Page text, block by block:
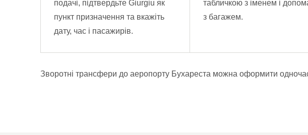
подачі, підтвердьте Giurgiu як
пункт призначення та вкажіть
дату, час і пасажирів.
табличкою з іменем і
з багажем.
Зворотні трансфери до аеропорту Бухареста можна оформити